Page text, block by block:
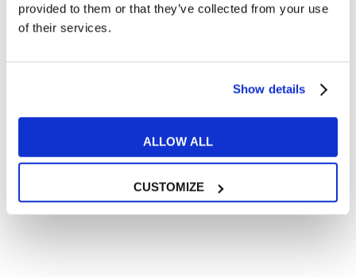
provided to them or that they’ve collected from your use
of their services.
Show details
ALLOW ALL
CUSTOMIZE
Articoli correlati
LUG